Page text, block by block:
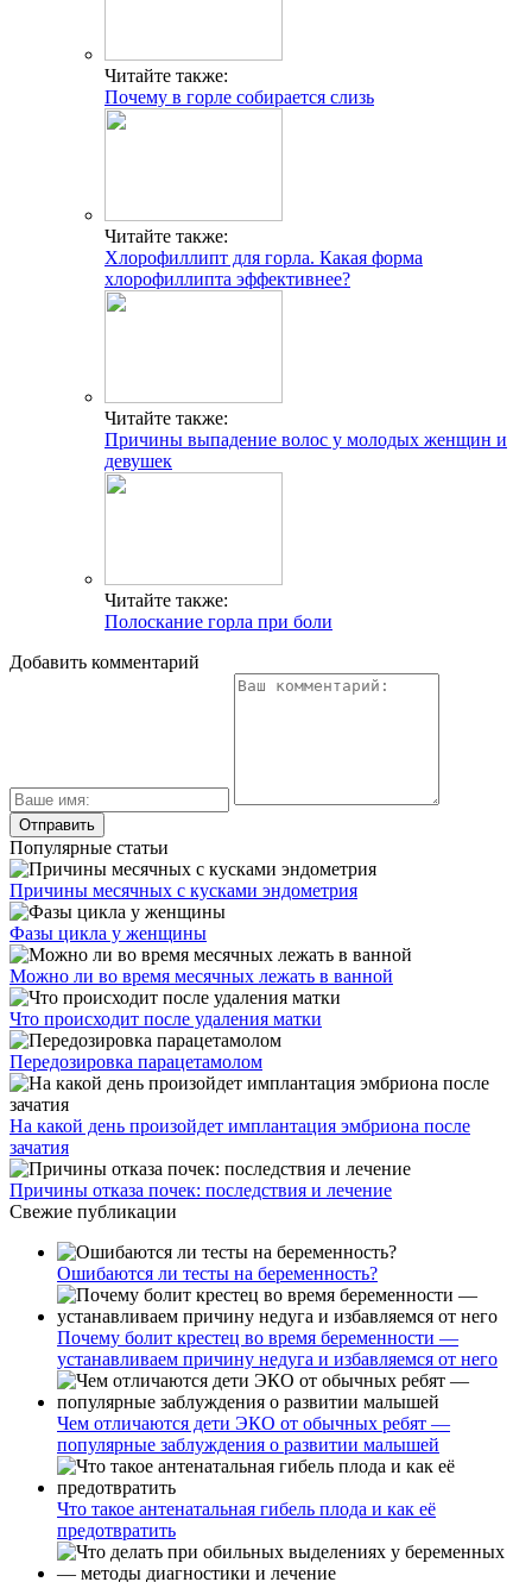
Читайте также:
Почему в горле собирается слизь
Читайте также:
Хлорофиллипт для горла. Какая форма
хлорофиллипта эффективнее?
Читайте также:
Причины выпадение волос у молодых женщин и
девушек
Читайте также:
Полоскание горла при боли
Добавить комментарий
Популярные статьи
Причины месячных с кусками эндометрия
Фазы цикла у женщины
Можно ли во время месячных лежать в ванной
Что происходит после удаления матки
Передозировка парацетамолом
На какой день произойдет имплантация эмбриона после
зачатия
Причины отказа почек: последствия и лечение
Свежие публикации
Ошибаются ли тесты на беременность?
Почему болит крестец во время беременности —
устанавливаем причину недуга и избавляемся от него
Чем отличаются дети ЭКО от обычных ребят —
популярные заблуждения о развитии малышей
Что такое антенатальная гибель плода и как её
предотвратить